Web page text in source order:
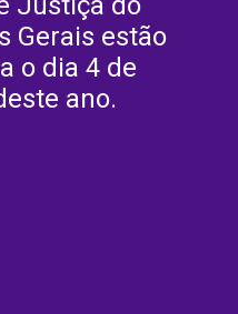
Gerais estão
o dia 4 de
ano.